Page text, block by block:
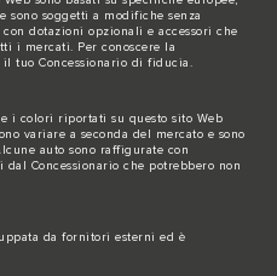
sono soggetti a modifiche senza
dotazioni opzionali e accessori che
i mercati. Per conoscere la
tuo Concessionario di fiducia.
i colori riportati su questo sito Web
variare a seconda del mercato e sono
auto sono raffigurate con
Concessionario che potrebbero non
da fornitori esterni ed è